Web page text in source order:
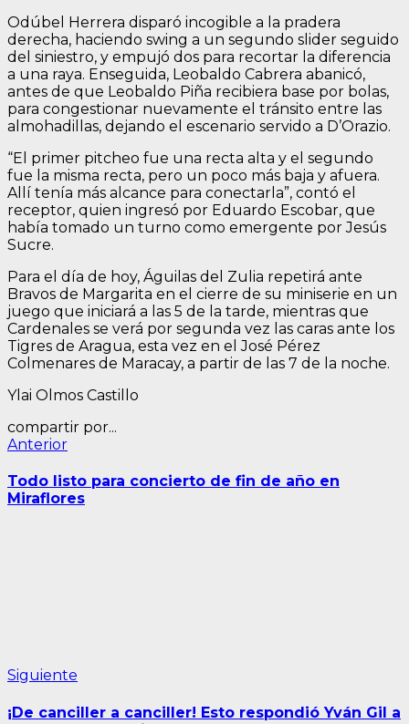
Odúbel Herrera disparó incogible a la pradera
derecha, haciendo swing a un segundo slider seguido
del siniestro, y empujó dos para recortar la diferencia
a una raya. Enseguida, Leobaldo Cabrera abanicó,
antes de que Leobaldo Piña recibiera base por bolas,
para congestionar nuevamente el tránsito entre las
almohadillas, dejando el escenario servido a D’Orazio.
“El primer pitcheo fue una recta alta y el segundo
fue la misma recta, pero un poco más baja y afuera.
Allí tenía más alcance para conectarla”, contó el
receptor, quien ingresó por Eduardo Escobar, que
había tomado un turno como emergente por Jesús
Sucre.
Para el día de hoy, Águilas del Zulia repetirá ante
Bravos de Margarita en el cierre de su miniserie en un
juego que iniciará a las 5 de la tarde, mientras que
Cardenales se verá por segunda vez las caras ante los
Tigres de Aragua, esta vez en el José Pérez
Colmenares de Maracay, a partir de las 7 de la noche.
Ylai Olmos Castillo
compartir por...
Navegación
de
entradas
AnteriorEntrada
Todo listo para concierto de fin de año en
Miraflores
Siguiente
¡De canciller a canciller! Esto respondió Yván Gil a